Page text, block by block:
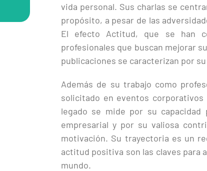
vida personal. Sus charlas se
propósito, a pesar de las
El efecto Actitud, que se han
profesionales que buscan mejorar
publicaciones se caracterizan por
Además de su trabajo como
solicitado en eventos
legado se mide por su
empresarial y por su valiosa
motivación. Su trayectoria es un
actitud positiva son las claves para
mundo.